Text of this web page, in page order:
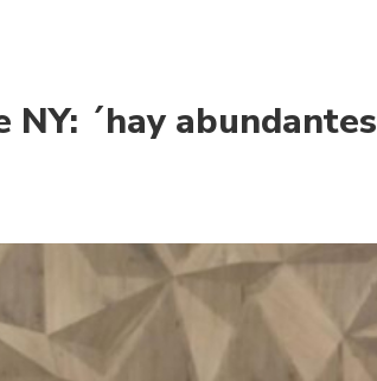
´hay abundantes